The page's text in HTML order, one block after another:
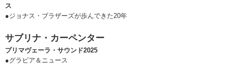
ス
●ジョナス・ブラザーズが歩んできた20年
サブリナ・カーペンター
プリマヴェーラ・サウンド2025
●グラビア＆ニュース